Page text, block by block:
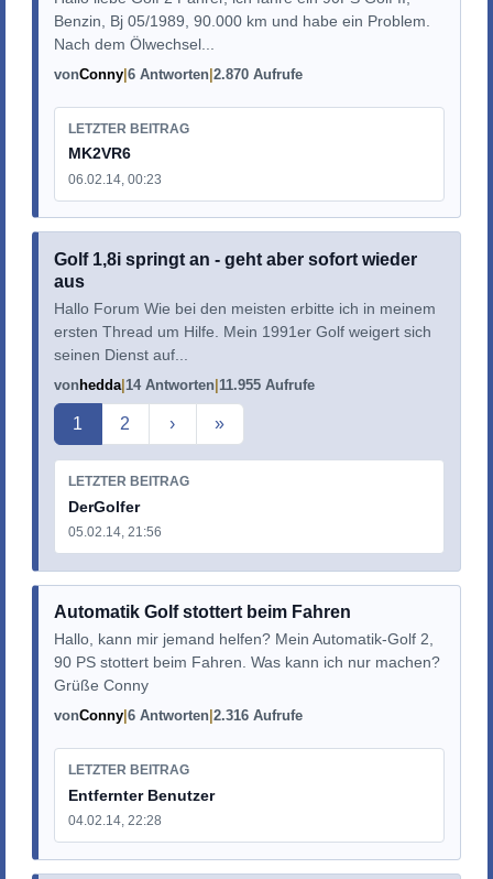
Benzin, Bj 05/1989, 90.000 km und habe ein Problem.
Nach dem Ölwechsel...
vonConny 6 Antworten 2.870 Aufrufe
LETZTER BEITRAG
MK2VR6
06.02.14, 00:23
Golf 1,8i springt an - geht aber sofort wieder
aus
Hallo Forum Wie bei den meisten erbitte ich in meinem
ersten Thread um Hilfe. Mein 1991er Golf weigert sich
seinen Dienst auf...
von hedda 14 Antworten 11.955 Aufrufe
Aktuelle Seite
1 2 › »
LETZTER BEITRAG
DerGolfer
05.02.14, 21:56
Automatik Golf stottert beim Fahren
Hallo, kann mir jemand helfen? Mein Automatik-Golf 2,
90 PS stottert beim Fahren. Was kann ich nur machen?
Grüße Conny
vonConny 6 Antworten 2.316 Aufrufe
LETZTER BEITRAG
Entfernter Benutzer
04.02.14, 22:28